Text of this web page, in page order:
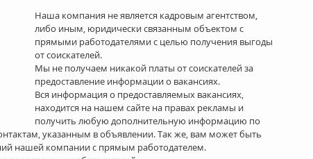
Наша компания не является кадровым агентством,
либо иным, юридически связанным объектом с
прямыми работодателями с целью получения выгоды
от соискателей.
Мы не получаем никакой платы от соискателей за
предоставление информации о вакансиях.
Вся информация о предоставляемых вакансиях,
находится на нашем сайте на правах рекламы и
получить любую дополнительную информацию по
указанным в объявлении. Так же, вам может быть
нашей компании с прямым работодателем.